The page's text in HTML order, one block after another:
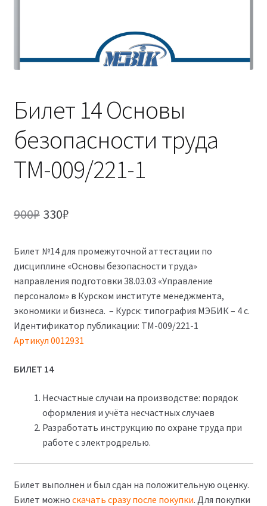
38.04.04 Государственное и муниципальное
управление 2,5 года (Магистратура)
Билет 14 Основы
безопасности труда
ТМ-009/221-1
900₽ Первоначальная
составляла
900₽.
330₽Текущая
330₽.
Билет №14 для промежуточной аттестации по
дисциплине «Основы безопасности труда»
направления подготовки 38.03.03 «Управление
персоналом» в Курском институте менеджмента,
экономики и бизнеса. – Курск: типография МЭБИК – 4 с.
Идентификатор публикации: ТМ-009/221-1
Артикул 0012931
БИЛЕТ 14
Несчастные случаи на производстве: порядок
оформления и учёта несчастных случаев
Разработать инструкцию по охране труда при
работе с электродрелью.
Билет выполнен и был сдан на положительную оценку.
Билет можно скачать сразу после покупки. Для покупки